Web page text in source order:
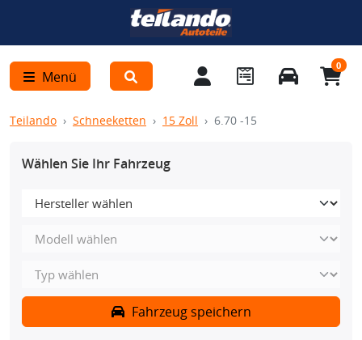
Menü
0
Teilando Schneeketten 15 Zoll 6.70 -15
Wählen Sie Ihr Fahrzeug
Fahrzeug speichern